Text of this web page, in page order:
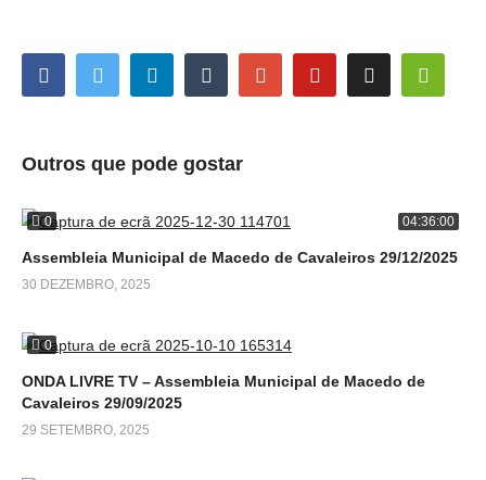
Outros que pode gostar
0 04:36:00
Assembleia Municipal de Macedo de Cavaleiros 29/12/2025
30 DEZEMBRO, 2025
0
ONDA LIVRE TV – Assembleia Municipal de Macedo de
Cavaleiros 29/09/2025
29 SETEMBRO, 2025